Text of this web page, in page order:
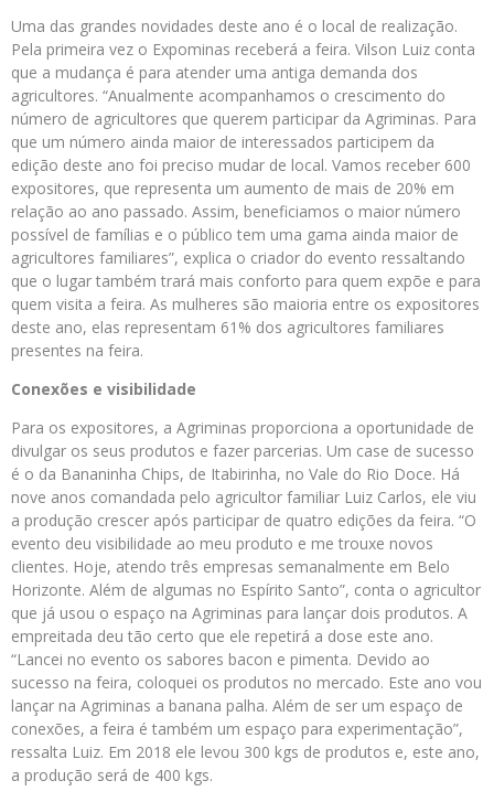
Uma das grandes novidades deste ano é o local de realização.
Pela primeira vez o Expominas receberá a feira. Vilson Luiz conta
que a mudança é para atender uma antiga demanda dos
agricultores. “Anualmente acompanhamos o crescimento do
número de agricultores que querem participar da Agriminas. Para
que um número ainda maior de interessados participem da
edição deste ano foi preciso mudar de local. Vamos receber 600
expositores, que representa um aumento de mais de 20% em
relação ao ano passado. Assim, beneficiamos o maior número
possível de famílias e o público tem uma gama ainda maior de
agricultores familiares”, explica o criador do evento ressaltando
que o lugar também trará mais conforto para quem expõe e para
quem visita a feira. As mulheres são maioria entre os expositores
deste ano, elas representam 61% dos agricultores familiares
presentes na feira.
Conexões e visibilidade
Para os expositores, a Agriminas proporciona a oportunidade de
divulgar os seus produtos e fazer parcerias. Um case de sucesso
é o da Bananinha Chips, de Itabirinha, no Vale do Rio Doce. Há
nove anos comandada pelo agricultor familiar Luiz Carlos, ele viu
a produção crescer após participar de quatro edições da feira. “O
evento deu visibilidade ao meu produto e me trouxe novos
clientes. Hoje, atendo três empresas semanalmente em Belo
Horizonte. Além de algumas no Espírito Santo”, conta o agricultor
que já usou o espaço na Agriminas para lançar dois produtos. A
empreitada deu tão certo que ele repetirá a dose este ano.
“Lancei no evento os sabores bacon e pimenta. Devido ao
sucesso na feira, coloquei os produtos no mercado. Este ano vou
lançar na Agriminas a banana palha. Além de ser um espaço de
conexões, a feira é também um espaço para experimentação”,
ressalta Luiz. Em 2018 ele levou 300 kgs de produtos e, este ano,
a produção será de 400 kgs.